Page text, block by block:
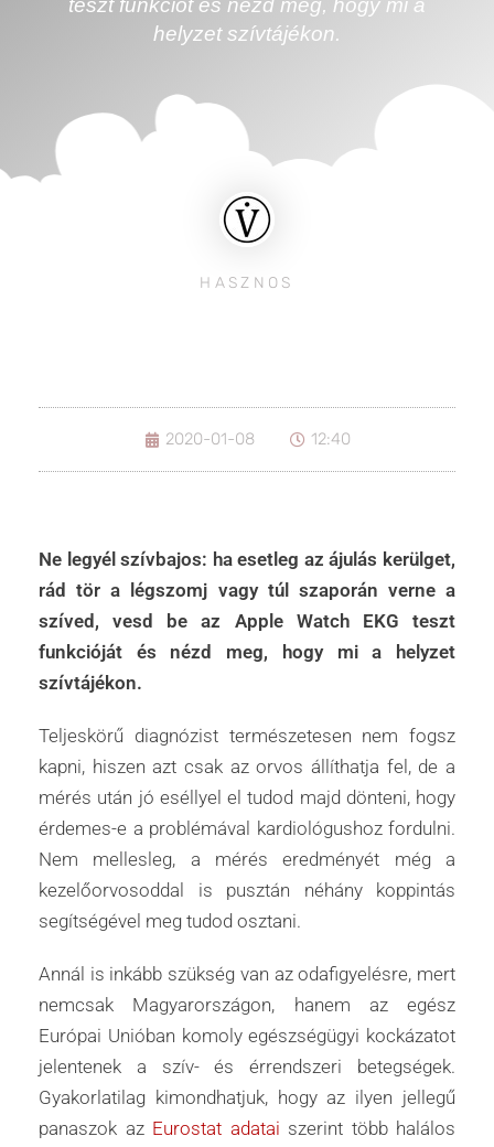
teszt funkciót és nézd meg, hogy mi a
helyzet szívtájékon.
HASZNOS
2020-01-08 12:40
Ne legyél szívbajos: ha esetleg az ájulás kerülget,
rád tör a légszomj vagy túl szaporán verne a
szíved, vesd be az Apple Watch EKG teszt
funkcióját és nézd meg, hogy mi a helyzet
szívtájékon.
Teljeskörű diagnózist természetesen nem fogsz
kapni, hiszen azt csak az orvos állíthatja fel, de a
mérés után jó eséllyel el tudod majd dönteni, hogy
érdemes-e a problémával kardiológushoz fordulni.
Nem mellesleg, a mérés eredményét még a
kezelőorvosoddal is pusztán néhány koppintás
segítségével meg tudod osztani.
Annál is inkább szükség van az odafigyelésre, mert
nemcsak Magyarországon, hanem az egész
Európai Unióban komoly egészségügyi kockázatot
jelentenek a szív- és érrendszeri betegségek.
Gyakorlatilag kimondhatjuk, hogy az ilyen jellegű
panaszok az Eurostat adatai szerint több halálos